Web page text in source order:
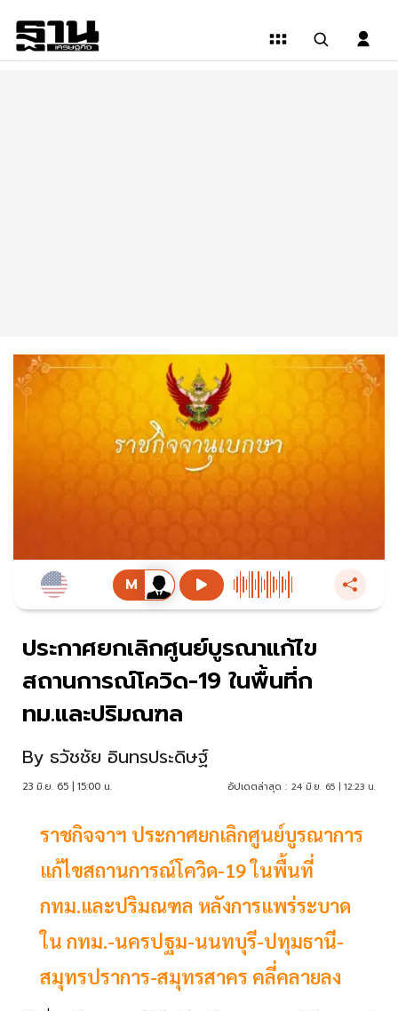
ประกาศยกเลิกศูนย์บูรณาแก้ไข
สถานการณ์โควิด-19 ในพื้นที่ก
ทม.และปริมณฑล
By ธวัชชัย อินทรประดิษฐ์
23 มิ.ย. 65 | 15:00 น. อัปเดตล่าสุด : 24 มิ.ย. 65 | 12:23 น.
ราชกิจจาฯ ประกาศยกเลิกศูนย์บูรณาการ
แก้ไขสถานการณ์โควิด-19 ในพื้นที่
กทม.และปริมณฑล หลังการแพร่ระบาด
ใน กทม.-นครปฐม-นนทบุรี-ปทุมธานี-
สมุทรปราการ-สมุทรสาคร คลี่คลายลง